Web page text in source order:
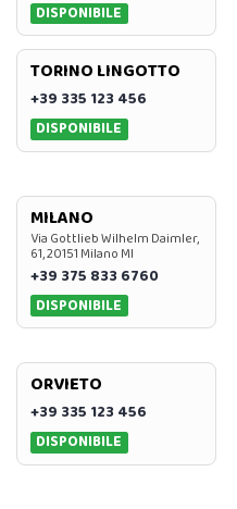
DISPONIBILE
TORINO LINGOTTO
+39 335 123 456
DISPONIBILE
MILANO
Via Gottlieb Wilhelm Daimler,
61, 20151 Milano MI
+39 375 833 6760
DISPONIBILE
ORVIETO
+39 335 123 456
DISPONIBILE